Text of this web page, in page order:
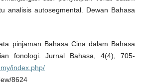
analisis autosegmental. Dewan Bahasa
pinjaman Bahasa Cina dalam Bahasa
fonologi. Jurnal Bahasa, 4(4), 705-
index.php/
8624